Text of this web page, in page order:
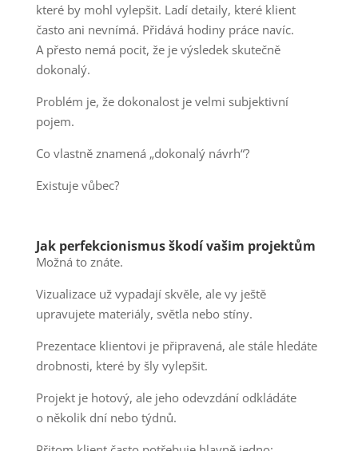
které by mohl vylepšit. Ladí detaily, které klient
často ani nevnímá. Přidává hodiny práce navíc.
A přesto nemá pocit, že je výsledek skutečně
dokonalý.
Problém je, že dokonalost je velmi subjektivní
pojem.
Co vlastně znamená „dokonalý návrh“?
Existuje vůbec?
Jak perfekcionismus škodí vašim projektům
Možná to znáte.
Vizualizace už vypadají skvěle, ale vy ještě
upravujete materiály, světla nebo stíny.
Prezentace klientovi je připravená, ale stále hledáte
drobnosti, které by šly vylepšit.
Projekt je hotový, ale jeho odevzdání odkládáte
o několik dní nebo týdnů.